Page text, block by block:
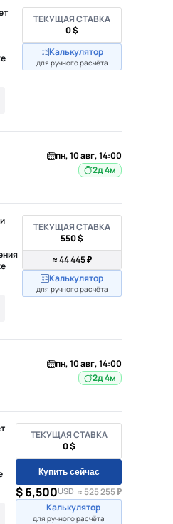
ТЕКУЩАЯ СТАВКА
0 $
Калькулятор
для ручного расчёта
пн, 10 авг, 14:00
2д 4м
ТЕКУЩАЯ СТАВКА
550 $
≈ 44 445 ₽
Калькулятор
для ручного расчёта
пн, 10 авг, 14:00
2д 4м
ТЕКУЩАЯ СТАВКА
0 $
Купить сейчас
$ 6,500USD ≈ 525 255 ₽
Калькулятор
для ручного расчёта